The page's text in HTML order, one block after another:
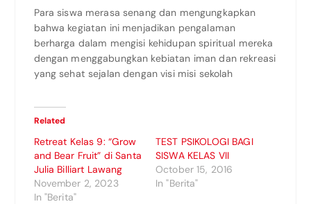
Para siswa merasa senang dan mengungkapkan
bahwa kegiatan ini menjadikan pengalaman
berharga dalam mengisi kehidupan spiritual mereka
dengan menggabungkan kebiatan iman dan rekreasi
yang sehat sejalan dengan visi misi sekolah
Related
Retreat Kelas 9: “Grow
and Bear Fruit” di Santa
Julia Billiart Lawang
November 2, 2023
In "Berita"
TEST PSIKOLOGI BAGI
SISWA KELAS VII
October 15, 2016
In "Berita"